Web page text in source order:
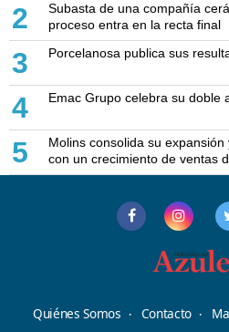
2
Subasta de una compañía
proceso entra en la recta final
3 Porcelanosa publica sus
4 Emac Grupo celebra su doble
5
Molins consolida su
con un crecimiento de ventas
Quiénes Somos Contacto